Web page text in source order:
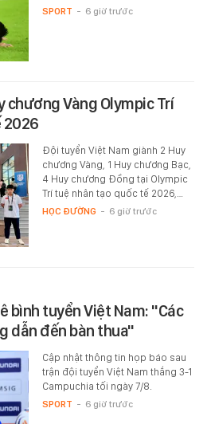
SPORT - 6 giờ trước
chương Vàng Olympic Trí
2026
Đội tuyển Việt Nam giành 2 Huy
chương Vàng, 1 Huy chương Bạc,
4 Huy chương Đồng tại Olympic
Trí tuệ nhân tạo quốc tế 2026,…
HỌC ĐƯỜNG - 6 giờ trước
bình tuyển Việt Nam: "Các
dẫn đến bàn thua"
Cập nhật thông tin họp báo sau
trận đội tuyển Việt Nam thắng 3-1
Campuchia tối ngày 7/8.
SPORT - 6 giờ trước